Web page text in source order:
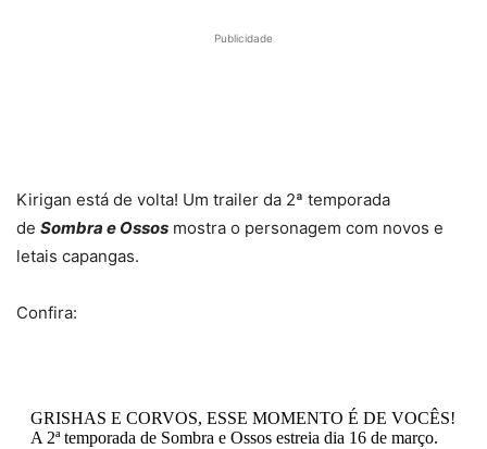
Publicidade
Kirigan está de volta! Um trailer da 2ª temporada
de Sombra e Ossos mostra o personagem com novos e
letais capangas.
Confira:
GRISHAS E CORVOS, ESSE MOMENTO É DE VOCÊS!
A 2ª temporada de Sombra e Ossos estreia dia 16 de março.